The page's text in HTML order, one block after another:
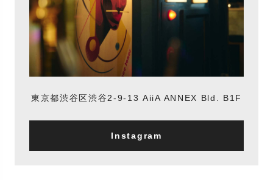
東京都渋谷区渋谷2-9-13 AiiA ANNEX Bld. B1F
Instagram